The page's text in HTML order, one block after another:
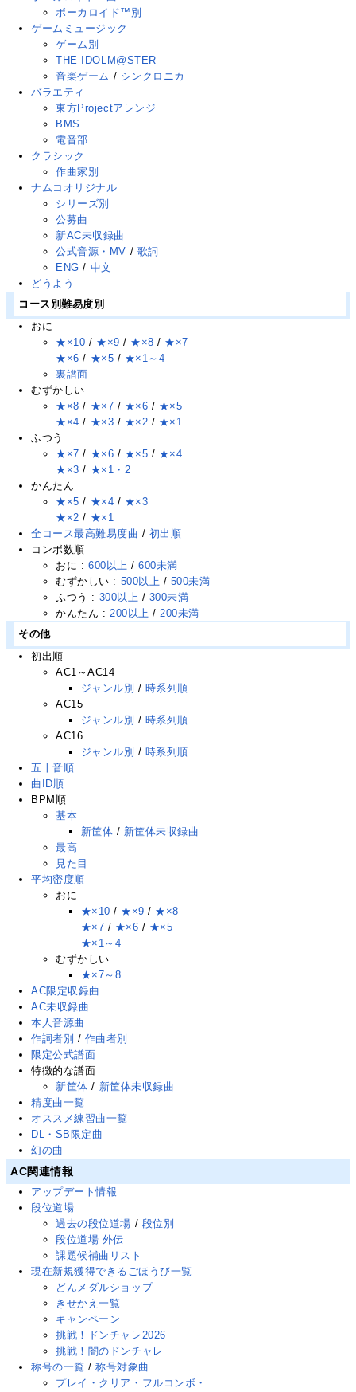
ボーカロイド™別
ゲームミュージック
ゲーム別
THE IDOLM@STER
音楽ゲーム / シンクロニカ
バラエティ
東方Projectアレンジ
BMS
電音部
クラシック
作曲家別
ナムコオリジナル
シリーズ別
公募曲
新AC未収録曲
公式音源・MV / 歌詞
ENG / 中文
どうよう
コース別難易度別
おに
★×10 / ★×9 / ★×8 / ★×7
★×6 / ★×5 / ★×1～4
裏譜面
むずかしい
★×8 / ★×7 / ★×6 / ★×5
★×4 / ★×3 / ★×2 / ★×1
ふつう
★×7 / ★×6 / ★×5 / ★×4
★×3 / ★×1・2
かんたん
★×5 / ★×4 / ★×3
★×2 / ★×1
全コース最高難易度曲 / 初出順
コンボ数順
おに : 600以上 /600未満
むずかしい : 500以上 / 500未満
ふつう : 300以上 / 300未満
かんたん :200以上 /200未満
その他
初出順
AC1～AC14
ジャンル別 / 時系列順
AC15
ジャンル別 / 時系列順
AC16
ジャンル別 / 時系列順
五十音順
曲ID順
BPM順
基本
新筐体 / 新筐体未収録曲
最高
見た目
平均密度順
おに
★×10 / ★×9 / ★×8
★×7 / ★×6 / ★×5
★×1～4
むずかしい
★×7～8
AC限定収録曲
AC未収録曲
本人音源曲
作詞者別 / 作曲者別
限定公式譜面
特徴的な譜面
新筐体 / 新筐体未収録曲
精度曲一覧
オススメ練習曲一覧
DL・SB限定曲
幻の曲
AC関連情報
アップデート情報
段位道場
過去の段位道場 / 段位別
段位道場 外伝
課題候補曲リスト
現在新規獲得できるごほうび一覧
どんメダルショップ
きせかえ一覧
キャンペーン
挑戦！ドンチャレ2026
挑戦！闇のドンチャレ
称号の一覧 /称号対象曲
プレイ・クリア・フルコンボ・